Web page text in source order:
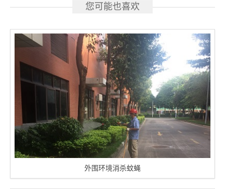
您可能也喜欢
外围环境消杀蚊蝇